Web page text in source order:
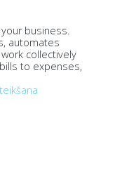
business.
automates
collectively
to expenses,